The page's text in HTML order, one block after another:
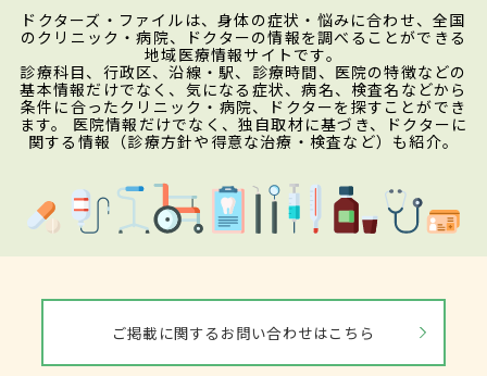
ドクターズ・ファイルは、身体の症状・悩みに合わせ、全国
のクリニック・病院、ドクターの情報を調べることができる
地域医療情報サイトです。
診療科目、行政区、沿線・駅、診療時間、医院の特徴などの
基本情報だけでなく、気になる症状、病名、検査名などから
条件に合ったクリニック・病院、ドクターを探すことができ
ます。 医院情報だけでなく、独自取材に基づき、ドクターに
関する情報（診療方針や得意な治療・検査など）も紹介。
ご掲載に関するお問い合わせはこちら